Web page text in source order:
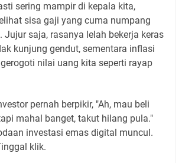
sering mampir di kepala kita,
sisa gaji yang cuma numpang
Jujur saja, rasanya lelah bekerja keras
kunjung gendut, sementara inflasi
nilai uang kita seperti rayap
pernah berpikir, "Ah, mau beli
mahal banget, takut hilang pula."
investasi emas digital muncul.
klik.